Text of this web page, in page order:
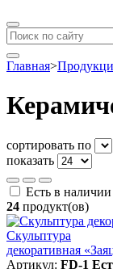
Главная>
сортировать по
показать
Есть в наличии
24 продукт(ов)
Скульптура
декоративная
Артикул: FD-1